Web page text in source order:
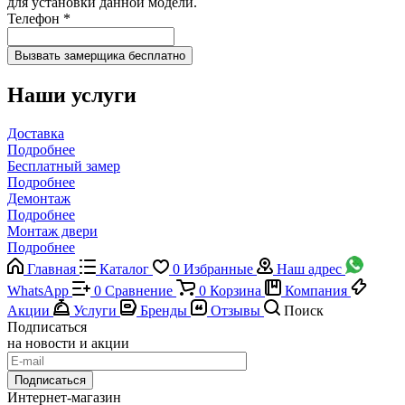
Телефон *
Наши услуги
Доставка
Подробнее
Бесплатный замер
Подробнее
Демонтаж
Подробнее
Монтаж двери
Подробнее
Главная
Каталог 0 Избранные
Наш адрес
WhatsApp
0 Сравнение 0 Корзина
Компания
Акции
Услуги Бренды Отзывы
Поиск
Подписаться
на новости и акции
Подписаться
Интернет-магазин